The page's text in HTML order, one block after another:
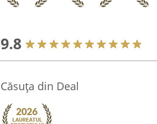
9.8
Căsuța din Deal